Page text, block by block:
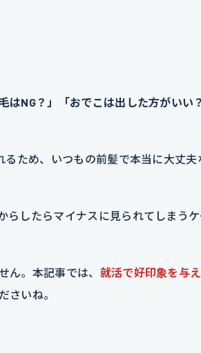
はNG？」「おでこは出した方がいい
ため、いつもの前髪で本当に大丈
らしたらマイナスに見られてしまう
ん。本記事では、 就活で好印象を与
さいね。